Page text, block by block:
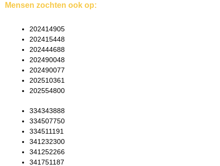
Mensen zochten ook op:
202414905
202415448
202444688
202490048
202490077
202510361
202554800
334343888
334507750
334511191
341232300
341252266
341751187